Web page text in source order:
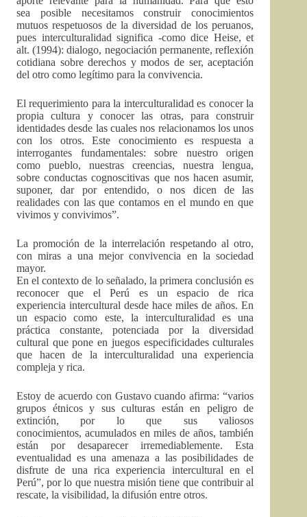
sea posible necesitamos construir conocimientos
mutuos respetuosos de la diversidad de los peruanos,
pues interculturalidad significa -como dice Heise, et
alt. (1994): dialogo, negociación permanente, reflexión
cotidiana sobre derechos y modos de ser, aceptación
del otro como legítimo para la convivencia.
El requerimiento para la interculturalidad es conocer la
propia cultura y conocer las otras, para construir
identidades desde las cuales nos relacionamos los unos
con los otros. Este conocimiento es respuesta a
interrogantes fundamentales: sobre nuestro origen
como pueblo, nuestras creencias, nuestra lengua,
sobre conductas cognoscitivas que nos hacen asumir,
suponer, dar por entendido, o nos dicen de las
realidades con las que contamos en el mundo en que
vivimos y convivimos”.
La promoción de la interrelación respetando al otro,
con miras a una mejor convivencia en la sociedad
mayor.
En el contexto de lo señalado, la primera conclusión es
reconocer que el Perú es un espacio de rica
experiencia intercultural desde hace miles de años. En
un espacio como este, la interculturalidad es una
práctica constante, potenciada por la diversidad
cultural que pone en juegos especificidades culturales
que hacen de la interculturalidad una experiencia
compleja y rica.
Estoy de acuerdo con Gustavo cuando afirma: “varios
grupos étnicos y sus culturas están en peligro de
extinción, por lo que sus valiosos
conocimientos, acumulados en miles de años, también
están por desaparecer irremediablemente. Esta
eventualidad es una amenaza a las posibilidades de
disfrute de una rica experiencia intercultural en el
Perú”, por lo que nuestra misión tiene que contribuir al
rescate, la visibilidad, la difusión entre otros.